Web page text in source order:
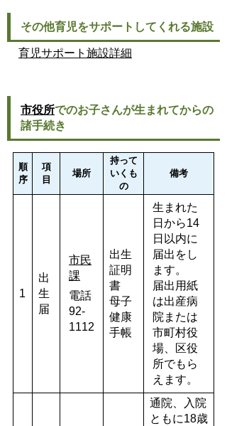
その他育児をサポートしてくれる施設
育児サポート施設詳細
市役所でのお子さんが生まれてからの
諸手続き
順
序
項
目
場所
持って
いくも
の
備考
1
出
生
届
市民
課
電話
92-
1112
出生
証明
書
母子
健康
手帳
生まれた
日から14
日以内に
届出をし
ます。
届出用紙
は出産病
院または
市町村役
場、区役
所でもら
えます。
通院、入院
ともに18歳